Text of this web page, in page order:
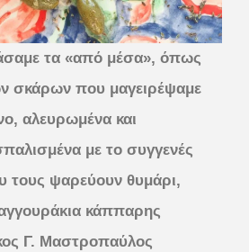
τα «από μέσα», όπως
σκάρων που μαγειρέψαμε
αλευρωμένα και
με το συγγενές
τους ψαρεύουν θυμάρι,
κάππαρης
Γ. Μαστροπαύλος